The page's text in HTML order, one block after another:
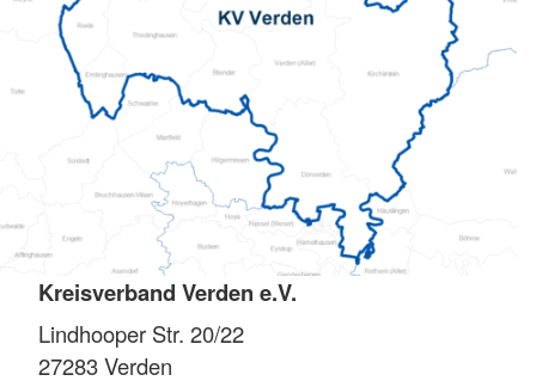
Kreisverband Verden e.V.
Lindhooper Str. 20/22
27283Verden